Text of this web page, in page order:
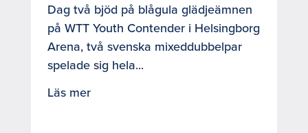
Dag två bjöd på blågula glädjeämnen
på WTT Youth Contender i Helsingborg
Arena, två svenska mixeddubbelpar
spelade sig hela...
Läs mer